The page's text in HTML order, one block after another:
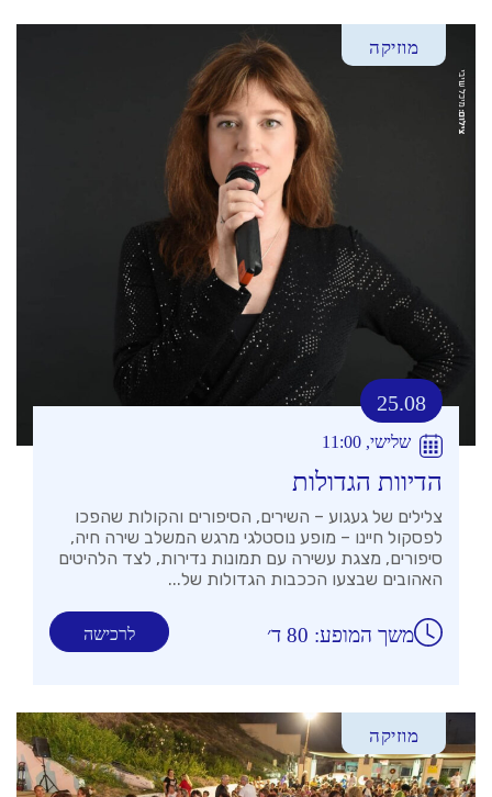
מוזיקה
25.08
שלישי, 11:00
הדיוות הגדולות
צלילים של געגוע – השירים, הסיפורים והקולות שהפכו
לפסקול חיינו – מופע נוסטלגי מרגש המשלב שירה חיה,
סיפורים, מצגת עשירה עם תמונות נדירות, לצד הלהיטים
האהובים שבצעו הככבות הגדולות של...
לרכישה משך המופע: 80 ד׳
מוזיקה